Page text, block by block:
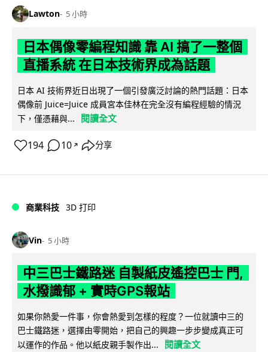
Lawton 5 小時
日本偶像零編程知識 靠 AI 搞了一整個
直播系統 在日本技術界成為話題
日本 AI 技術界近日出現了一個引發廣泛討論的熱門話題：日本
偶像前 Juice=Juice 成員宮本佳林在完全沒有編程經驗的情況
下，僅憑藉與...
閱讀全文
194 10 ↗ 分享
商業科技 3D 打印
Vin 5 小時
中三巴士鐵路迷 自製紙皮遙控巴士 門,
水撥識郁 + 實時GPS報站
如果你熱愛一件事，你會熱愛到怎樣的程度？一位就讀中三的
巴士鐵路迷，選擇由零開始，把自己的興趣一步步變成真正可
以運作的作品。他以紙皮親手製作出...
閱讀全文